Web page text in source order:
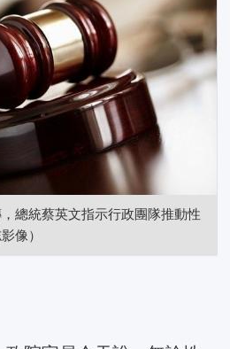
總統蔡英文指示行政團隊推動性
像）